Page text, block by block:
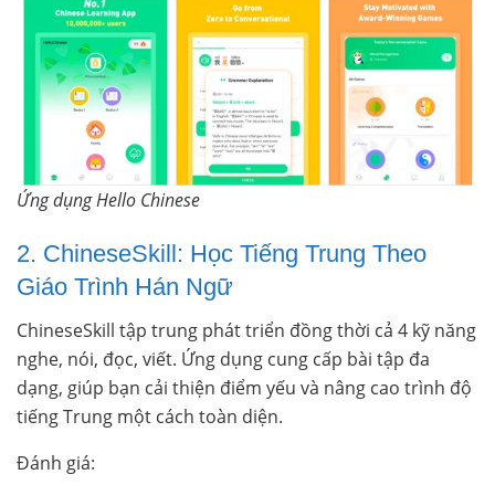
Ứng dụng Hello Chinese
2. ChineseSkill: Học Tiếng Trung Theo
Giáo Trình Hán Ngữ
ChineseSkill tập trung phát triển đồng thời cả 4 kỹ năng
nghe, nói, đọc, viết. Ứng dụng cung cấp bài tập đa
dạng, giúp bạn cải thiện điểm yếu và nâng cao trình độ
tiếng Trung một cách toàn diện.
Đánh giá: